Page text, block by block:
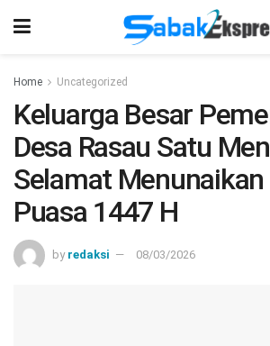
Home Uncategorized
Keluarga Besar
Desa Rasau Satu
Selamat Menunaikan
Puasa 1447 H
by redaksi 08/03/2026